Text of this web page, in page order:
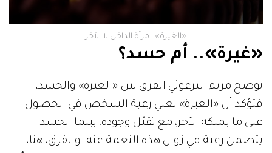
«الغيرة».. مرآة الداخل لا الآخر
«غيرة».. أم حسد؟
توضح مريم البرغوثي الفرق بين «الغيرة» والحسد،
فتؤكد أن «الغيرة» تعني رغبة الشخص في الحصول
على ما يملكه الآخر، مع تقبّل وجوده، بينما الحسد
يتضمن رغبة في زوال هذه النعمة عنه. والفرق، هنا،